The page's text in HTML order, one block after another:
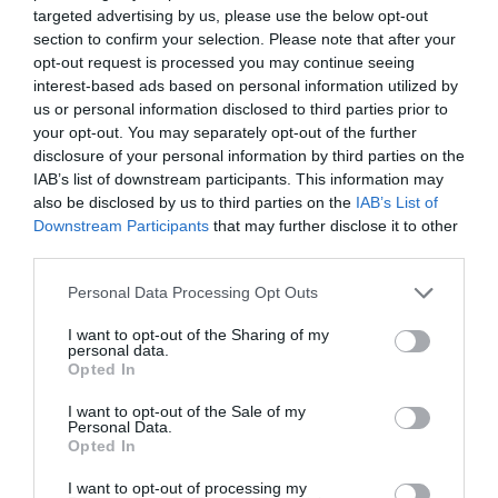
targeted advertising by us, please use the below opt-out
section to confirm your selection. Please note that after your
opt-out request is processed you may continue seeing
interest-based ads based on personal information utilized by
us or personal information disclosed to third parties prior to
your opt-out. You may separately opt-out of the further
disclosure of your personal information by third parties on the
IAB’s list of downstream participants. This information may
also be disclosed by us to third parties on the IAB’s List of
Downstream Participants that may further disclose it to other
Personal Data Processing Opt Outs
I want to opt-out of the Sharing of my
personal data.
Opted In
I want to opt-out of the Sale of my
Personal Data.
Opted In
I want to opt-out of processing my
internacionales de tenis y baloncesto.
Losresidentes, por su parte, realizaron mayor
número de desplazamientos, aunque con una factura
media inferior, en escapadas de fin de semana para
seguir a sus equipos o acudir a eventos puntuales en
estadios y pabellones.
Con estos resultados, el turismo vinculado a
espectáculos deportivos no solo ha superado las cifras
prepandemia, sino que encadena dos ejercicios
consecutivos de máximos históricos, impulsado por la
normalización de la movilidad internacional y el
atractivo de los grandes eventos celebrados en
Sobre Intelligence 2P
Intelligence 2P
de datos monitoriza en tiempo real el negocio de 60
clubes de LaLiga, Liga F y Primera Federación; 200
clubes de ligas europeas; 22 clubes de ACB y Primera